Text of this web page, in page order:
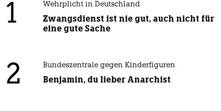
1 Wehrplicht in Deutschland
Zwangsdienst ist nie gut, auch nicht für
eine gute Sache
2 Bundeszentrale gegen Kinderfiguren
Benjamin, du lieber Anarchist